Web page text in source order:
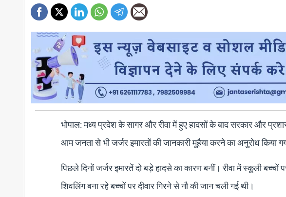
भोपाल: मध्य प्रदेश के सागर और रीवा में हुए हादसों के बाद सरकार और
आम जनता से भी जर्जर इमारतों की जानकारी मुहैया करने का अनुरोध किया
पिछले दिनों जर्जर इमारतें दो बड़े हादसे का कारण बनीं। रीवा में स्कूली बच्चों
शिवलिंग बना रहे बच्चों पर दीवार गिरने से नौ की जान चली गई थी।